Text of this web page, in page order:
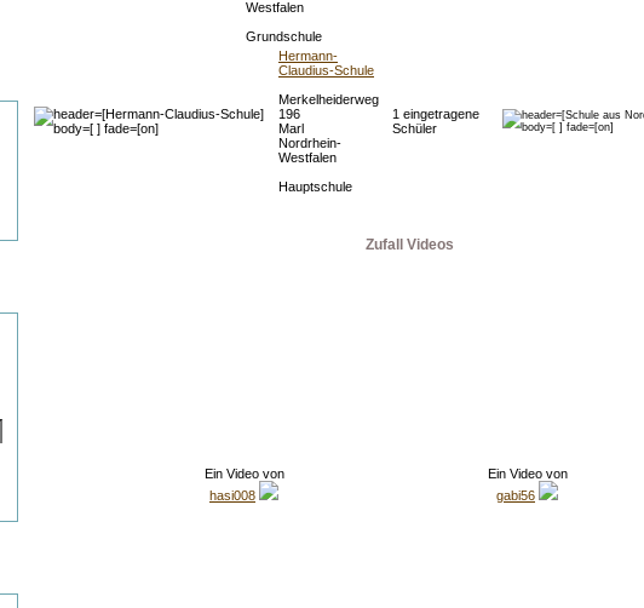
Westfalen
Grundschule
Hermann-
Claudius-Schule
Merkelheiderweg
196
Marl
Nordrhein-
Westfalen
Hauptschule
1 eingetragene
Schüler
Zufall Videos
Ein Video von
hasi008
Ein Video von
gabi56